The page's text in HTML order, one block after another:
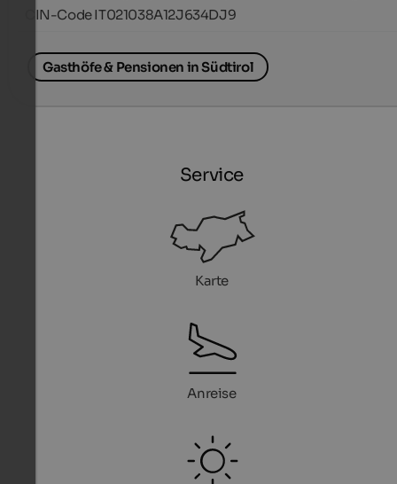
CIN-Code IT021038A12J634DJ9
Gasthöfe & Pensionen in Südtirol
Service
Karte
Anreise